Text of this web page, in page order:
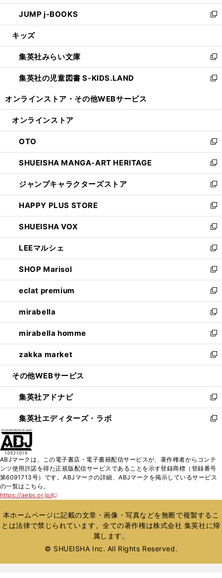
ウ
で
開
ン
ド
ウ
開
く
ウ
ィ
ン
ウ
で
開
く
し
い
ウ
ン
ド
ウ
で
JUMP j-BOOKS
新
し
ウ
ィ
ン
ド
開
キッズ
集英社みらい文庫
新
し
い
ン
ウ
で
開
く
集英社の児童図書 S-KIDS.LAND
新
ウ
ン
ド
ウ
で
開
く
オンラインストア・ その他WEBサービス
オンラインストア
OTO
新
し
い
ウ
ィ
ン
ド
ウ
で
開
く
SHUEISHA MANGA-ART HERITAGE
新
し
い
ウ
ィ
ン
ド
ウ
で
開
く
ジャンプキャラクターズストア
新
し
い
ウ
ィ
ン
ド
ウ
で
開
く
HAPPY PLUS STORE
新
し
い
ウ
ィ
ン
ド
ウ
で
開
く
SHUEISHA VOX
新
し
い
ウ
ィ
ン
ド
ウ
で
開
く
LEEマルシェ
新
し
い
ウ
ィ
ン
ド
ウ
で
開
く
SHOP Marisol
新
し
い
ウ
ィ
ン
ド
ウ
で
開
eclat premium
新
し
い
ウ
ィ
ン
ド
ウ
開
く
mirabella
新
し
い
ウ
ィ
ン
ウ
で
開
く
mirabella homme
新
し
い
ウ
ン
ド
ウ
で
zakka market
新
し
ウ
ィ
ン
ド
く
その他WEBサービス
集英社アドナビ
新
し
い
ド
ウ
で
集英社エディターズ・ラボ
新
ィ
ン
ド
開
く
ABJマークは、この電子書店・電子書籍配信サービスが、著作権者からコンテ
ンツ使用許諾を得た正規版配信サービスであることを示す登録商標（登録番号
第6091713号）です。ABJマークの詳細、ABJマークを掲示しているサービス
の一覧はこちら。
https://aebs.or.jp/
新
い
ウ
ィ
ウ
本ホームページに記載の文章・画像・写真などを無断で複製するこ
とは法律で禁じられています。全ての著作権は株式会社 集英社に帰
属します。
© SHUEISHA Inc. All Rights Reserved.